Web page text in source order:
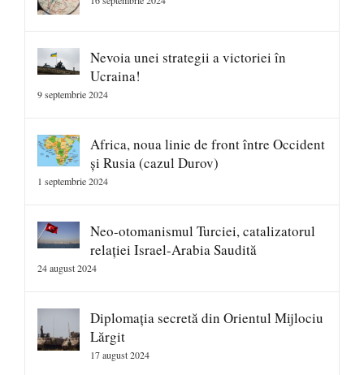
Nevoia unei strategii a victoriei în
Ucraina!
9 septembrie 2024
Africa, noua linie de front între Occident
și Rusia (cazul Durov)
1 septembrie 2024
Neo-otomanismul Turciei, catalizatorul
relației Israel-Arabia Saudită
24 august 2024
Diplomația secretă din Orientul Mijlociu
Lărgit
17 august 2024